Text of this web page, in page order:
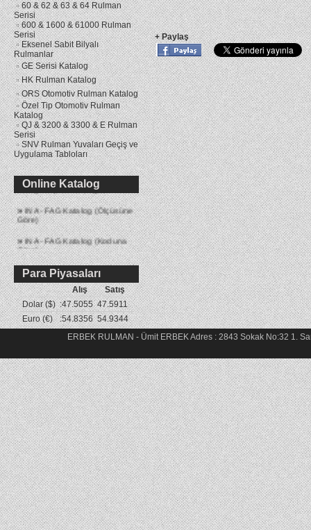
60 & 62 & 63 & 64 Rulman
Serisi
600 & 1600 & 61000 Rulman
Serisi
Eksenel Sabit Bilyalı
Rulmanlar
GE Serisi Katalog
HK Rulman Katalog
ORS Otomotiv Rulman Katalog
Özel Tip Otomotiv Rulman
Katalog
QJ & 3200 & 3300 & E Rulman
Serisi
SNV Rulman Yuvaları Geçiş ve
Uygulama Tabloları
Online Katalog
»Yağ Keçesi Katalog
»INA - FAG Katalog (Ölçüsüne
Göre)
»INA - FAG Katalog (Koduna
Göre)
Para Piyasaları
Alış
Satış
Dolar ($) :47.5055 47.5911
Euro (€)
:54.8356 54.9344
+ Paylaş
ERBEK RULMAN - Ümit ERBEK Adres : 2843 Sokak No:32 1.